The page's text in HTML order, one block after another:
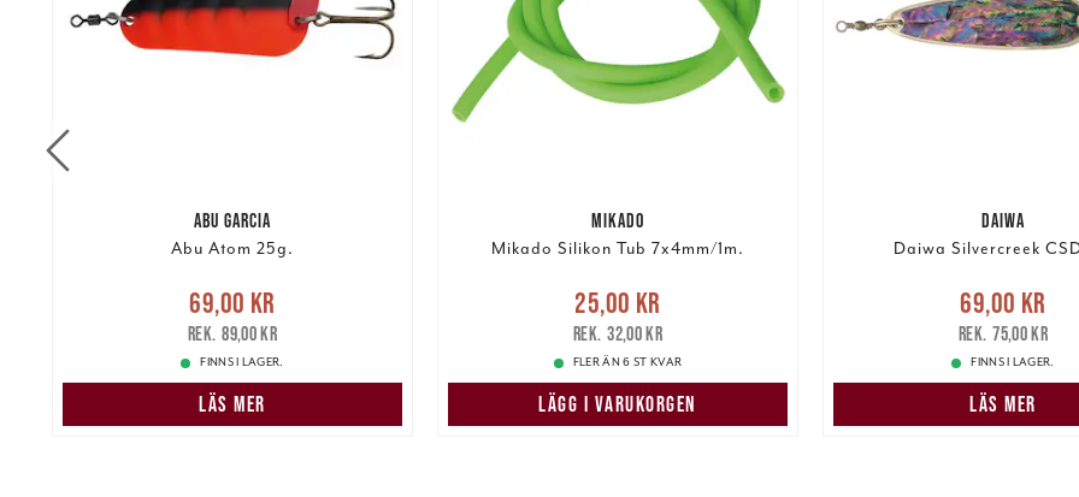
ABU GARCIA
Abu Atom 25g.
Nuvarande pris :69,00 kr
pris: 89,00 kr
69,00 kr
89,00 kr
FINNS I LAGER.
LÄS MER
MIKADO
Mikado Silikon Tub 7x4mm/1m.
Nuvarande pris :25,00 kr
pris: 32,00 kr
25,00 kr
32,00 kr
FLER ÄN 6 ST KVAR
LÄGG I VARUKORGEN
DAIWA
Daiwa Silvercreek
Nuvarande pris :69,00 kr
pris: 75,00 kr
69,00 kr
75,00 kr
FINNS I LAGER.
LÄS MER